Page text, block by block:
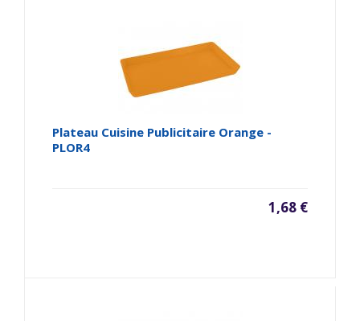
Plateau Cuisine Publicitaire Orange -
PLOR4
1,68 €